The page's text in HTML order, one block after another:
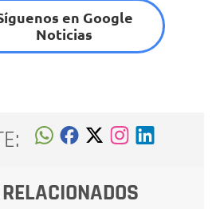
en Google
Noticias